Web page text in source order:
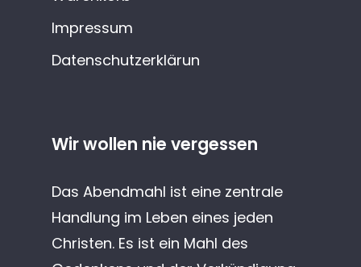
Impressum
Datenschutzerklärun
Wir wollen nie vergessen
Das Abendmahl ist eine zentrale
Handlung im Leben eines jeden
Christen. Es ist ein Mahl des